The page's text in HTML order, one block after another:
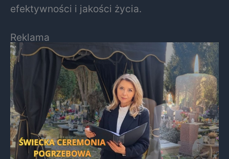
efektywności i jakości życia.
Reklama